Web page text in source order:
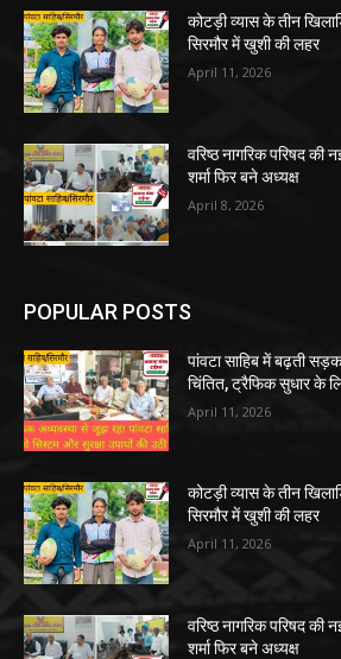
कोटड़ी व्यास के तीन
सिरमौर में खुशी की लहर
April 11, 2026
वरिष्ठ नागरिक परिषद की
शर्मा फिर बने अध्यक्ष
April 8, 2026
POPULAR POSTS
पांवटा साहिब में बढ़ती
चिंतित, ट्रैफिक सुधार के
April 11, 2026
कोटड़ी व्यास के तीन
सिरमौर में खुशी की लहर
April 11, 2026
वरिष्ठ नागरिक परिषद की
शर्मा फिर बने अध्यक्ष